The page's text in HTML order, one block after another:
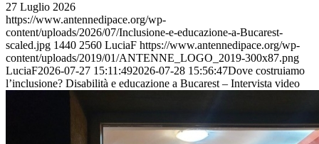
27 Luglio 2026
https://www.antennedipace.org/wp-
content/uploads/2026/07/Inclusione-e-educazione-a-Bucarest-
scaled.jpg 1440 2560 LuciaF https://www.antennedipace.org/wp-
content/uploads/2019/01/ANTENNE_LOGO_2019-300x87.png
LuciaF2026-07-27 15:11:492026-07-28 15:56:47Dove costruiamo
l’inclusione? Disabilità e educazione a Bucarest – Intervista video